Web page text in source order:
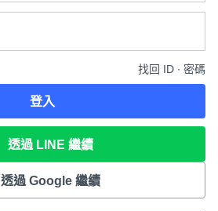
找回 ID ∙ 密碼
登入
透過 LINE 繼續
透過 Google 繼續